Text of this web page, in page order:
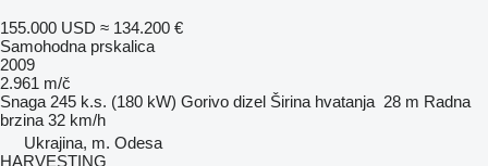
155.000 USD ≈ 134.200 €
Samohodna prskalica
2009
2.961 m/č
Snaga 245 k.s. (180 kW) Gorivo dizel Širina hvatanja 28 m Radna
brzina 32 km/h
Ukrajina, m. Odesa
HARVESTING